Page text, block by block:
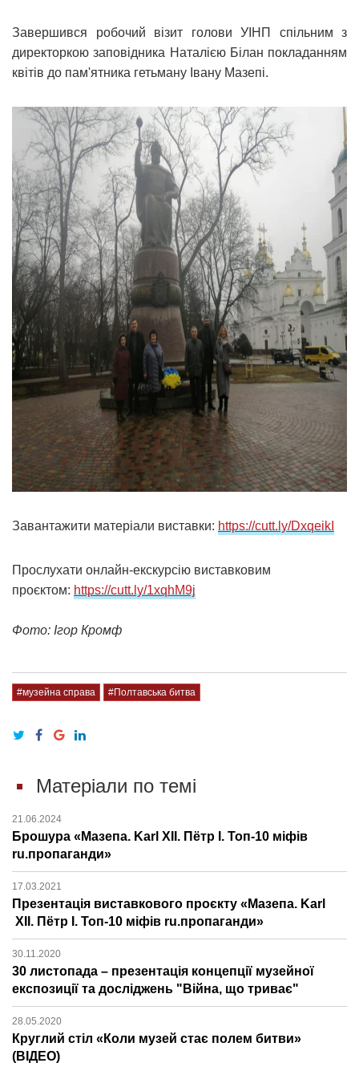
Завершився робочий візит голови УІНП спільним з
директоркою заповідника Наталією Білан покладанням
квітів до пам'ятника гетьману Івану Мазепі.
Завантажити матеріали виставки: https://cutt.ly/DxqeikI
Прослухати онлайн-екскурсію виставковим
проєктом: https://cutt.ly/1xqhM9j
Фото: Ігор Кромф
#музейна справа #Полтавська битва
Матеріали по темі
21.06.2024
Брошура «Мазепа. Karl ХІІ. Пётр І. Топ-10 міфів
ru.пропаганди»
17.03.2021
Презентація виставкового проєкту «Мазепа. Karl
ХІІ. Пётр І. Топ-10 міфів ru.пропаганди»
30.11.2020
30 листопада – презентація концепції музейної
експозиції та досліджень "Війна, що триває"
28.05.2020
Круглий стіл «Коли музей стає полем битви»
(ВІДЕО)